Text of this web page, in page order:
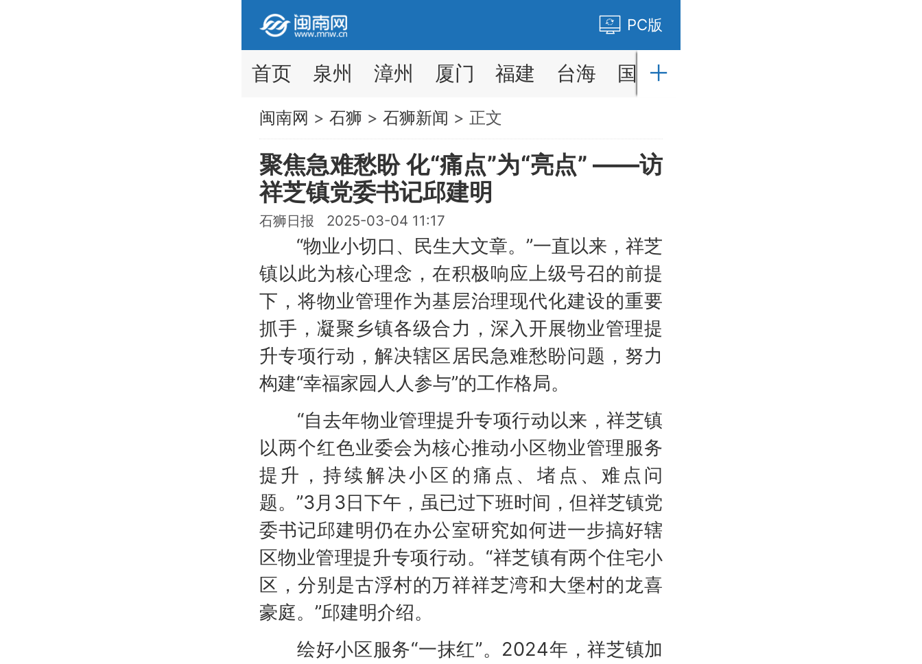
PC版
首页 泉州 漳州 厦门 福建 台海 国内
闽南网 > 石狮 > 石狮新闻 > 正文
聚焦急难愁盼 化“痛点”为“亮点” ——访
祥芝镇党委书记邱建明
石狮日报 2025-03-04 11:17
“物业小切口、民生大文章。”一直以来，祥芝
镇以此为核心理念，在积极响应上级号召的前提
下，将物业管理作为基层治理现代化建设的重要
抓手，凝聚乡镇各级合力，深入开展物业管理提
升专项行动，解决辖区居民急难愁盼问题，努力
构建“幸福家园人人参与”的工作格局。
“自去年物业管理提升专项行动以来，祥芝镇
以两个红色业委会为核心推动小区物业管理服务
提升，持续解决小区的痛点、堵点、难点问
题。”3月3日下午，虽已过下班时间，但祥芝镇党
委书记邱建明仍在办公室研究如何进一步搞好辖
区物业管理提升专项行动。“祥芝镇有两个住宅小
区，分别是古浮村的万祥祥芝湾和大堡村的龙喜
豪庭。”邱建明介绍。
绘好小区服务“一抹红”。2024年，祥芝镇加